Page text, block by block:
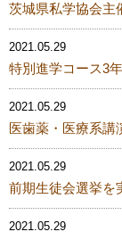
茨城県私学協会主
2021.05.29
特別進学コース3
2021.05.29
医歯薬・医療系講
2021.05.29
前期生徒会選挙を
2021.05.29